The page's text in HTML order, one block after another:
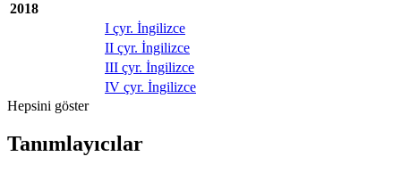
2018
I çyr. İngilizce
II çyr. İngilizce
III çyr. İngilizce
IV çyr. İngilizce
Hepsini göster
Tanımlayıcılar